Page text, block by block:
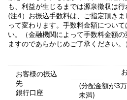
も、利益が生じるまでは源泉徴収は行
(注4）お振込手数料は、ご指定頂き
って変わります。手数料金額につい
い。（金融機関によって手数料金額
ますのであらかじめご了承ください。
お客様の振込
先
銀行口座
(分配金額が3
未満)